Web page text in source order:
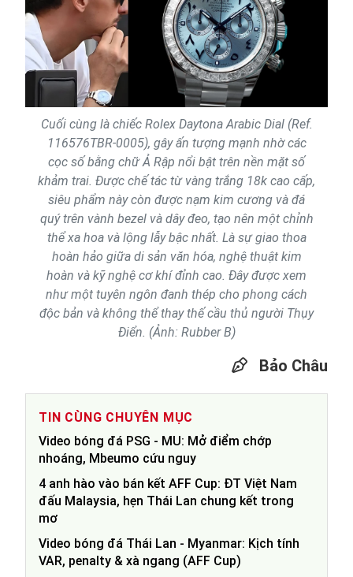
Cuối cùng là chiếc Rolex Daytona Arabic Dial (Ref.
116576TBR-0005), gây ấn tượng mạnh nhờ các
cọc số bằng chữ Ả Rập nổi bật trên nền mặt số
khảm trai. Được chế tác từ vàng trắng 18k cao cấp,
siêu phẩm này còn được nạm kim cương và đá
quý trên vành bezel và dây đeo, tạo nên một chỉnh
thể xa hoa và lộng lẫy bậc nhất. Là sự giao thoa
hoàn hảo giữa di sản văn hóa, nghệ thuật kim
hoàn và kỹ nghệ cơ khí đỉnh cao. Đây được xem
như một tuyên ngôn đanh thép cho phong cách
độc bản và không thể thay thế cầu thủ người Thụy
Điển. (Ảnh: Rubber B)
Bảo Châu
TIN CÙNG CHUYÊN MỤC
Video bóng đá PSG - MU: Mở điểm chớp
nhoáng, Mbeumo cứu nguy
4 anh hào vào bán kết AFF Cup: ĐT Việt Nam
đấu Malaysia, hẹn Thái Lan chung kết trong
mơ
Video bóng đá Thái Lan - Myanmar: Kịch tính
VAR, penalty & xà ngang (AFF Cup)